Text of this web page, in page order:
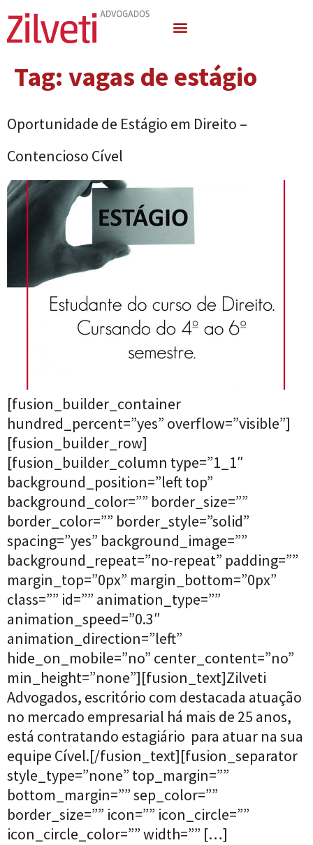
Tag: vagas de estágio
Oportunidade de Estágio em Direito –
Contencioso Cível
[fusion_builder_container
hundred_percent=”yes” overflow=”visible”]
[fusion_builder_row]
[fusion_builder_column type=”1_1″
background_position=”left top”
background_color=”” border_size=””
border_color=”” border_style=”solid”
spacing=”yes” background_image=””
background_repeat=”no-repeat” padding=””
margin_top=”0px” margin_bottom=”0px”
class=”” id=”” animation_type=””
animation_speed=”0.3″
animation_direction=”left”
hide_on_mobile=”no” center_content=”no”
min_height=”none”][fusion_text]Zilveti
Advogados, escritório com destacada atuação
no mercado empresarial há mais de 25 anos,
está contratando estagiário para atuar na sua
equipe Cível.[/fusion_text][fusion_separator
style_type=”none” top_margin=””
bottom_margin=”” sep_color=””
border_size=”” icon=”” icon_circle=””
icon_circle_color=”” width=”” […]